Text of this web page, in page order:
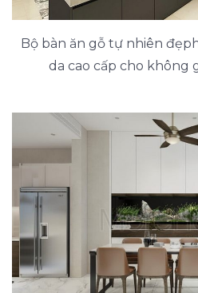
Bộ bàn ăn gỗ tự nhiên
da cao cấp cho không